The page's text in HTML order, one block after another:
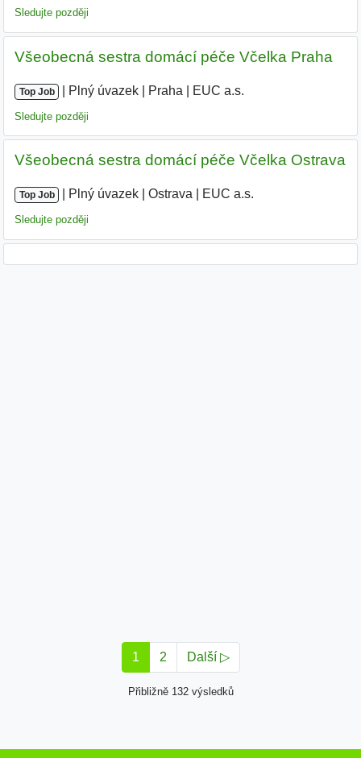
Sledujte později
Všeobecná sestra domácí péče Včelka Praha
Top Job Plný úvazek Praha EUC a.s.
Sledujte později
Všeobecná sestra domácí péče Včelka Ostrava
Top Job Plný úvazek Ostrava EUC a.s.
Sledujte později
1 2 Další ▷
Přibližně 132 výsledků